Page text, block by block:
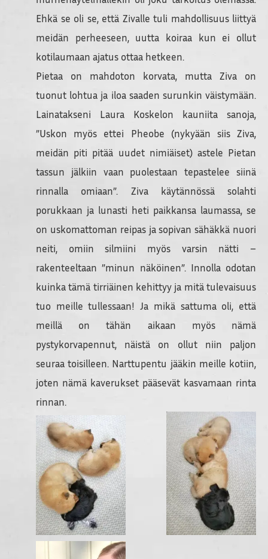
Ehkä se oli se, että Zivalle tuli mahdollisuus liittyä
meidän perheeseen, uutta koiraa kun ei ollut
kotilaumaan ajatus ottaa hetkeen.
Pietaa on mahdoton korvata, mutta Ziva on
tuonut lohtua ja iloa saaden surunkin väistymään.
Lainatakseni Laura Koskelon kauniita sanoja,
”Uskon myös ettei Pheobe (nykyään siis Ziva,
meidän piti pitää uudet nimiäiset) astele Pietan
tassun jälkiin vaan puolestaan tepastelee siinä
rinnalla omiaan”. Ziva käytännössä solahti
porukkaan ja lunasti heti paikkansa laumassa, se
on uskomattoman reipas ja sopivan sähäkkä nuori
neiti, omiin silmiini myös varsin nätti –
rakenteeltaan ”minun näköinen”. Innolla odotan
kuinka tämä tirriäinen kehittyy ja mitä tulevaisuus
tuo meille tullessaan! Ja mikä sattuma oli, että
meillä on tähän aikaan myös nämä
pystykorvapennut, näistä on ollut niin paljon
seuraa toisilleen. Narttupentu jääkin meille kotiin,
joten nämä kaverukset pääsevät kasvamaan rinta
rinnan.